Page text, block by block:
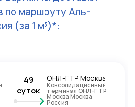
по маршрутуАль-
(за 1 м³)*:
49
суток
ОНЛ-ГТР Москва
Консолидационный
терминал ОНЛ-ГТР
Москва Москва
Россия